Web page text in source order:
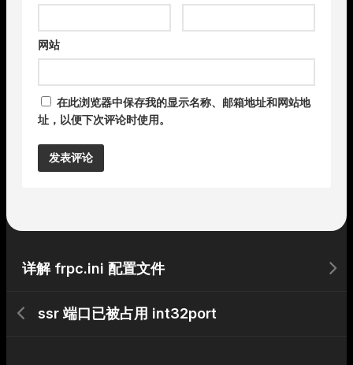
网站
在此浏览器中保存我的显示名称、邮箱地址和网站地
址，以便下次评论时使用。
详解 frpc.ini 配置文件
ssr 端口已被占用 int32port